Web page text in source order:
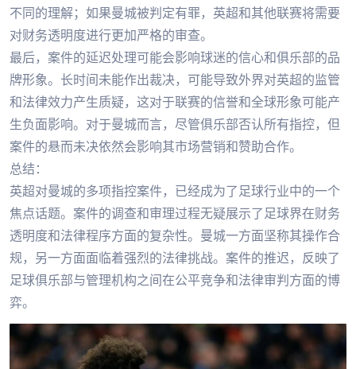
不同的理解；如果曼城被判定有罪，英超和其他联赛将需要
对财务透明度进行更加严格的审查。
最后，案件的延迟处理可能会影响球迷的信心和俱乐部的品
牌形象。长时间未能作出裁决，可能导致外界对英超的监管
和法律效力产生质疑，这对于联赛的信誉和全球形象可能产
生负面影响。对于曼城而言，尽管俱乐部否认所有指控，但
案件的悬而未决依然会影响其市场营销和赞助合作。
总结：
英超对曼城的多项指控案件，已经成为了足球行业中的一个
焦点话题。案件的调查和审理过程无疑展示了足球界在财务
透明度和法律程序方面的复杂性。曼城一方面坚称其操作合
规，另一方面面临着强烈的法律挑战。案件的推迟，反映了
足球俱乐部与管理机构之间在公平竞争和法律审判方面的博
弈。